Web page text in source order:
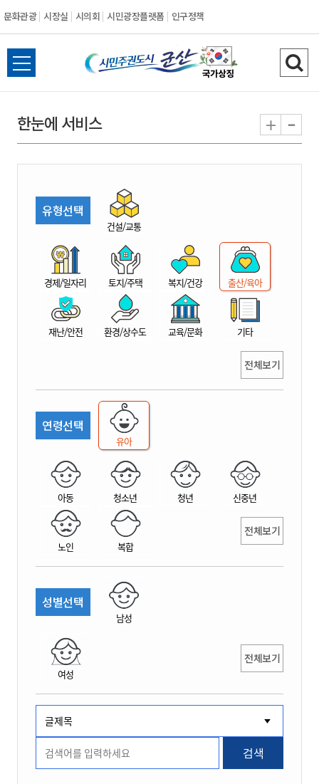
문화관광 시장실 시의회 시민광장플랫폼 인구정책
시
민
권
시
산
전
체
뉴
열
검
색
기
한눈에 서비스 + -
유형선택
건설/교통
경제/일자리 토지/주택 복지/건강 출산/육아
재난/안전 환경/상수도 교육/문화 기타
전체보기
연령선택
유아
아동 청소년 청년 신중년
노인 복합
전체보기
성별선택
남성
여성
전체보기
검색